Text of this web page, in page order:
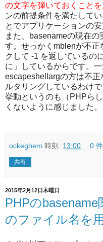
の文字を弾いておくこと
ンの前提条件を満たして
とでアプリケーションの
また、basenameの現在の
す。せっかくmblenが不正
クして -1 を返しているの
に」しているからです。
escapeshellargの方は不正
ルタリングしているわけ
挙動というのも（PHPら
くないように感じました。
ockeghem 時刻: 13:00 0
共有
2015年2月12日木曜日
PHPの
のファイル名を